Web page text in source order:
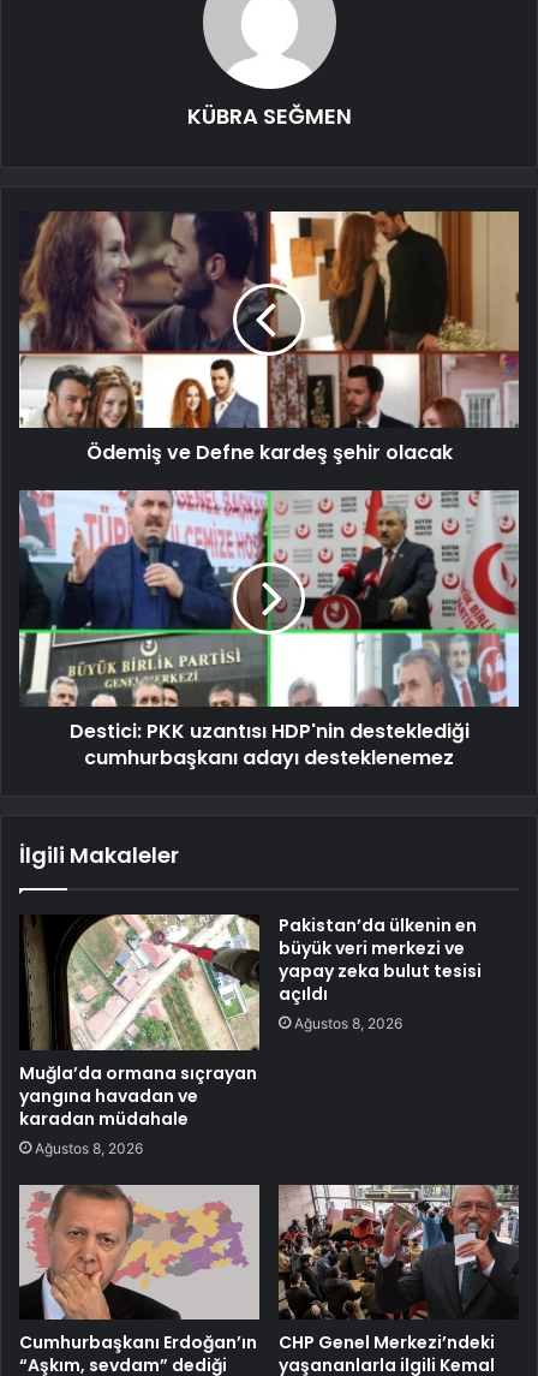
KÜBRA SEĞMEN
Ödemiş ve Defne kardeş şehir olacak
Destici: PKK uzantısı HDP'nin desteklediği
cumhurbaşkanı adayı desteklenemez
İlgili Makaleler
Muğla’da ormana sıçrayan
yangına havadan ve
karadan müdahale
Ağustos 8, 2026
Pakistan’da ülkenin en
büyük veri merkezi ve
yapay zeka bulut tesisi
açıldı
Ağustos 8, 2026
Cumhurbaşkanı Erdoğan’ın
“Aşkım, sevdam” dediği
CHP Genel Merkezi’ndeki
yaşananlarla ilgili Kemal